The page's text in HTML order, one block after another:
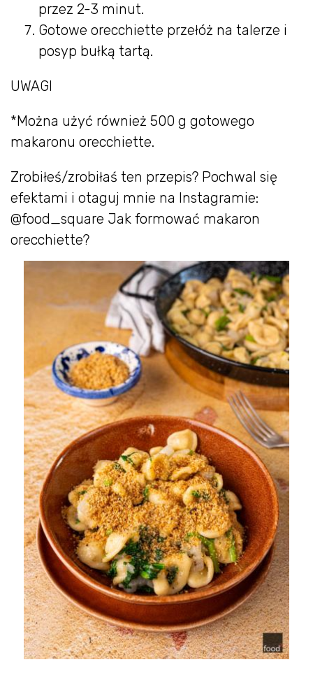
przez 2-3 minut.
Gotowe orecchiette przełóż na talerze i
posyp bułką tartą.
UWAGI
*Można użyć również 500 g gotowego
makaronu orecchiette.
Zrobiłeś/zrobiłaś ten przepis? Pochwal się
efektami i otaguj mnie na Instagramie:
@food_square Jak formować makaron
orecchiette?